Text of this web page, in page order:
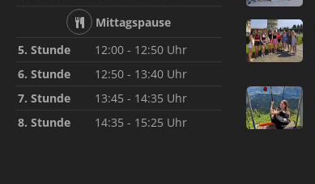
Mittagspause
5. Stunde
12:00 - 12:50 Uhr
6. Stunde
12:50 - 13:40 Uhr
7. Stunde
13:45 - 14:35 Uhr
8. Stunde
14:35 - 15:25 Uhr